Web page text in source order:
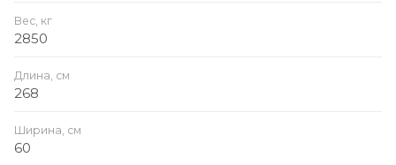
Вес, кг
2850
Длина, см
268
Ширина, см
60